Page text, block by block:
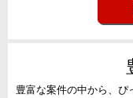
豊富な案件の中から、ぴ